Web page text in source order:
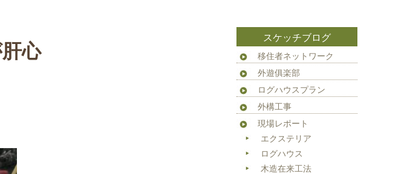
心
スケッチブログ
移住者ネットワーク
外遊俱楽部
ログハウスプラン
外構工事
現場レポート
エクステリア
ログハウス
木造在来工法